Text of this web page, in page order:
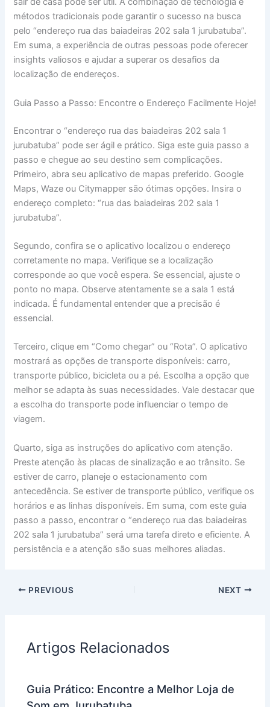
métodos tradicionais pode garantir o sucesso na busca
pelo “endereço rua das baiadeiras 202 sala 1 jurubatuba”.
Em suma, a experiência de outras pessoas pode oferecer
insights valiosos e ajudar a superar os desafios da
localização de endereços.
Guia Passo a Passo: Encontre o Endereço Facilmente Hoje!
Encontrar o “endereço rua das baiadeiras 202 sala 1
jurubatuba” pode ser ágil e prático. Siga este guia passo a
passo e chegue ao seu destino sem complicações.
Primeiro, abra seu aplicativo de mapas preferido. Google
Maps, Waze ou Citymapper são ótimas opções. Insira o
endereço completo: “rua das baiadeiras 202 sala 1
jurubatuba”.
Segundo, confira se o aplicativo localizou o endereço
corretamente no mapa. Verifique se a localização
corresponde ao que você espera. Se essencial, ajuste o
ponto no mapa. Observe atentamente se a sala 1 está
indicada. É fundamental entender que a precisão é
essencial.
Terceiro, clique em “Como chegar” ou “Rota”. O aplicativo
mostrará as opções de transporte disponíveis: carro,
transporte público, bicicleta ou a pé. Escolha a opção que
melhor se adapta às suas necessidades. Vale destacar que
a escolha do transporte pode influenciar o tempo de
viagem.
Quarto, siga as instruções do aplicativo com atenção.
Preste atenção às placas de sinalização e ao trânsito. Se
estiver de carro, planeje o estacionamento com
antecedência. Se estiver de transporte público, verifique os
horários e as linhas disponíveis. Em suma, com este guia
passo a passo, encontrar o “endereço rua das baiadeiras
202 sala 1 jurubatuba” será uma tarefa direto e eficiente. A
persistência e a atenção são suas melhores aliadas.
PREVIOUS NEXT
Artigos Relacionados
Guia Prático: Encontre a Melhor Loja de